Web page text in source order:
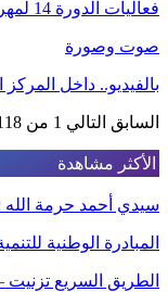
فعاليات الدورة 14 لمهرجان الداخلة الدولي للفيلم
صوت وصورة
بالفيديو.. داخل
السابق التالي 1 من 118
الأكثر مشاهدة
سيدي أحمد حرمة
المبادرة الوطنية
الطريق السريع